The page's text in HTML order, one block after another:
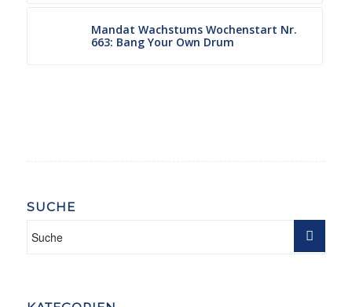
Mandat Wachstums Wochenstart Nr.
663: Bang Your Own Drum
SUCHE